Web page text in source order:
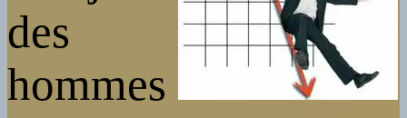
des
hommes